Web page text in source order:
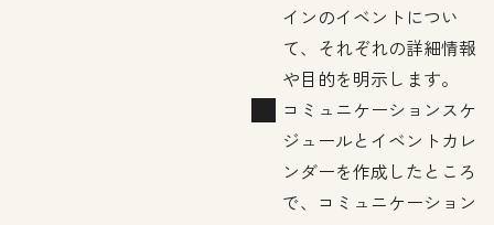
インのイベントについ
て、それぞれの詳細情報
や目的を明示します。
コミュニケーションスケ
ジュールとイベントカレ
ンダーを作成したところ
で、コミュニケーション